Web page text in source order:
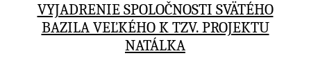
VYJADRENIE SPOLOČNOSTI SVÄTÉHO
BAZILA VEĽKÉHO K TZV. PROJEKTU
NATÁLKA